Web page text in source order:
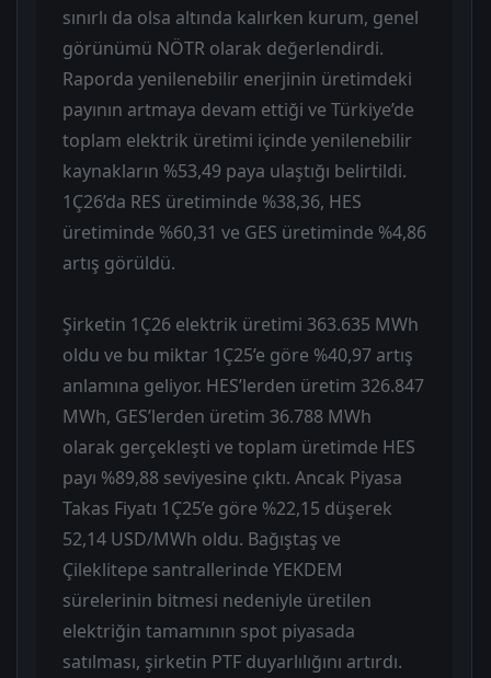
sınırlı da olsa altında kalırken kurum, genel
görünümü NÖTR olarak değerlendirdi.
Raporda yenilenebilir enerjinin üretimdeki
payının artmaya devam ettiği ve Türkiye’de
toplam elektrik üretimi içinde yenilenebilir
kaynakların %53,49 paya ulaştığı belirtildi.
1Ç26’da RES üretiminde %38,36, HES
üretiminde %60,31 ve GES üretiminde %4,86
artış görüldü.
Şirketin 1Ç26 elektrik üretimi 363.635 MWh
oldu ve bu miktar 1Ç25’e göre %40,97 artış
anlamına geliyor. HES’lerden üretim 326.847
MWh, GES’lerden üretim 36.788 MWh
olarak gerçekleşti ve toplam üretimde HES
payı %89,88 seviyesine çıktı. Ancak Piyasa
Takas Fiyatı 1Ç25’e göre %22,15 düşerek
52,14 USD/MWh oldu. Bağıştaş ve
Çileklitepe santrallerinde YEKDEM
sürelerinin bitmesi nedeniyle üretilen
elektriğin tamamının spot piyasada
satılması, şirketin PTF duyarlılığını artırdı.